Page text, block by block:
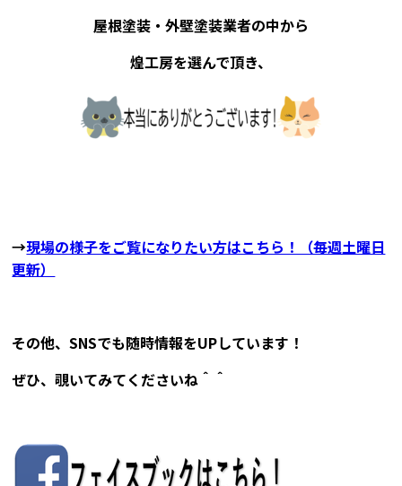
屋根塗装・外壁塗装業者の中から
煌工房を選んで頂き、
→現場の様子をご覧になりたい方はこちら！（毎週土曜日
更新）
その他、SNSでも随時情報をUPしています！
ぜひ、覗いてみてくださいね＾＾